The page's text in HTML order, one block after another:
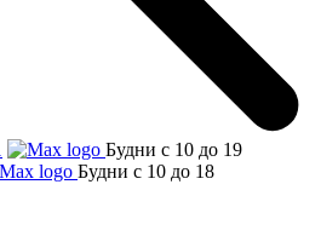
Будни с 10 до 19
Будни с 10 до 18